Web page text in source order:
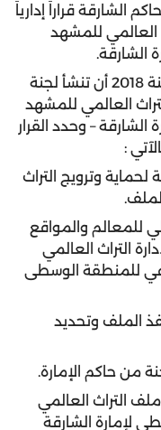
الشارقة قراراً إدارياً
العالمي للمشهد
الشارقة.
ويقضي القرار الإداري رقم (1) لسنة 2018 أن تنشأ لجنة
العالمي للمشهد
– وحدد القرار
:
وترويج التراث
للمعالم والمواقع
التراث العالمي
للمنطقة الوسطى
الملف وتحديد
التراث العالمي
لإمارة الشارقة